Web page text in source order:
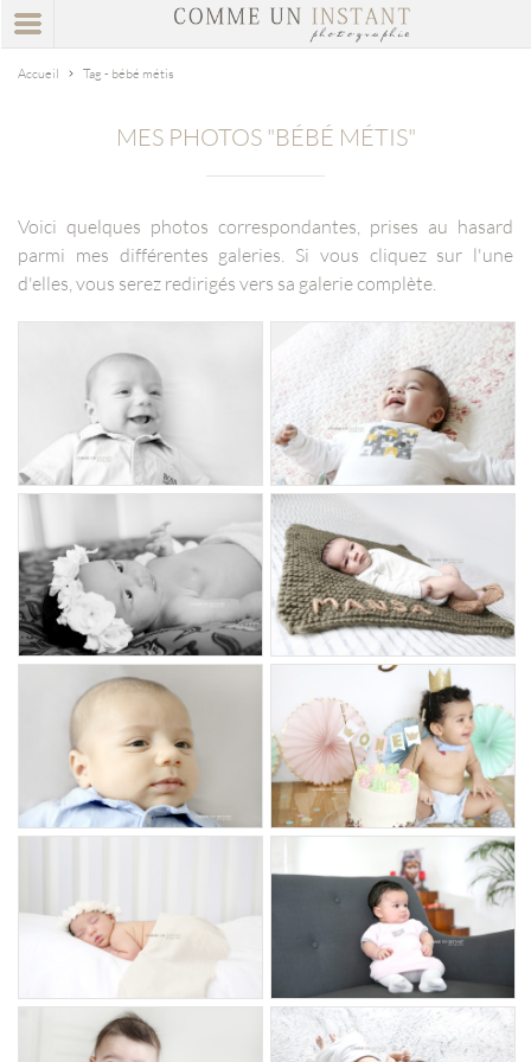
Accueil Tag - bébé métis
MES PHOTOS "BÉBÉ MÉTIS"
Voici quelques photos correspondantes, prises au hasard
parmi mes différentes galeries. Si vous cliquez sur l'une
d'elles, vous serez redirigés vers sa galerie complète.